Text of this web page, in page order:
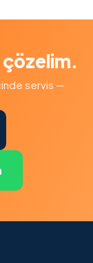
çözelim.
servis —